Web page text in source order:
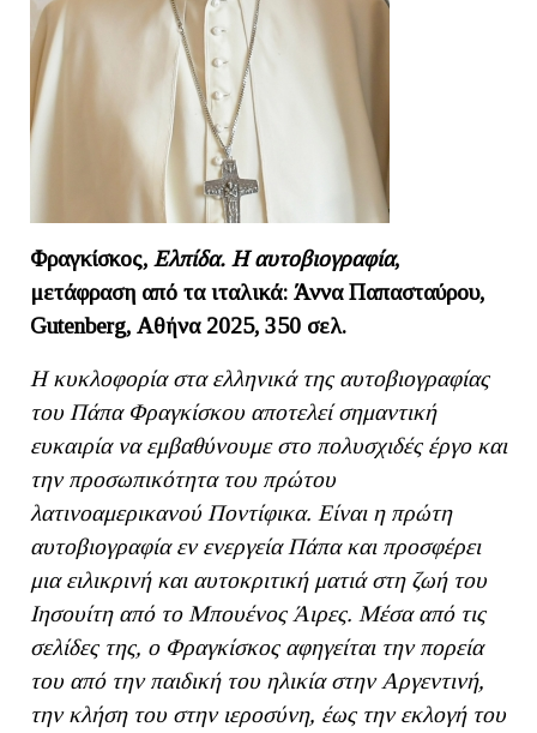
Φραγκίσκος, Ελπίδα. Η αυτοβιογραφία,
μετάφραση από τα ιταλικά: Άννα Παπασταύρου,
Gutenberg, Αθήνα 2025, 350 σελ.
Η κυκλοφορία στα ελληνικά της αυτοβιογραφίας
του Πάπα Φραγκίσκου αποτελεί σημαντική
ευκαιρία να εμβαθύνουμε στο πολυσχιδές έργο και
την προσωπικότητα του πρώτου
λατινοαμερικανού Ποντίφικα. Είναι ηπρώτη
αυτοβιογραφία εν ενεργεία Πάπα και προσφέρει
μια ειλικρινή και αυτοκριτική ματιά στη ζωή του
Ιησουίτη από το Μπουένος Άιρες. Μέσα από τις
σελίδες της, ο Φραγκίσκος αφηγείται την πορεία
του από την παιδική του ηλικία στην Αργεντινή,
την κλήση του στην ιεροσύνη, έως την εκλογή του